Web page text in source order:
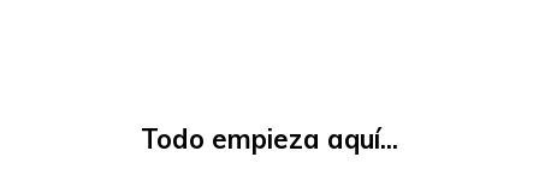
Todo empieza aquí...